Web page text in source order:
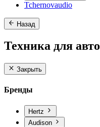
Tchernovaudio
Назад
Техника для авто
Закрыть
Бренды
Hertz
Audison